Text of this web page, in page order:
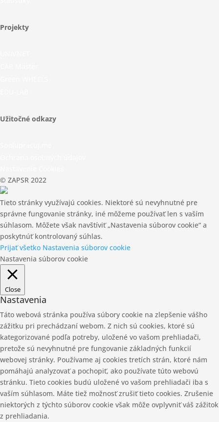
Projekty
Užitočné odkazy
© ZAPSR 2022
Tieto stránky využívajú cookies. Niektoré sú nevyhnutné pre
správne fungovanie stránky, iné môžeme používať len s vaším
súhlasom. Môžete však navštíviť „Nastavenia súborov cookie“ a
poskytnúť kontrolovaný súhlas.
Prijať všetko Nastavenia súborov cookie
Nastavenia súborov cookie
Close
Nastavenia
Táto webová stránka používa súbory cookie na zlepšenie vášho
zážitku pri prechádzaní webom. Z nich sú cookies, ktoré sú
kategorizované podľa potreby, uložené vo vašom prehliadači,
pretože sú nevyhnutné pre fungovanie základných funkcií
webovej stránky. Používame aj cookies tretích strán, ktoré nám
pomáhajú analyzovať a pochopiť, ako používate túto webovú
stránku. Tieto cookies budú uložené vo vašom prehliadači iba s
vaším súhlasom. Máte tiež možnosť zrušiť tieto cookies. Zrušenie
niektorých z týchto súborov cookie však môže ovplyvniť váš zážitok
z prehliadania.